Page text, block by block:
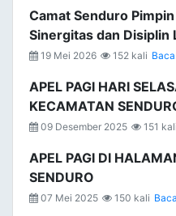
Camat Senduro
Sinergitas dan Disiplin
19 Mei 2026 152 kali
APEL PAGI HARI
KECAMATAN
09 Desember 2025 151 kali
APEL PAGI DI
SENDURO
07 Mei 2025 150 kali